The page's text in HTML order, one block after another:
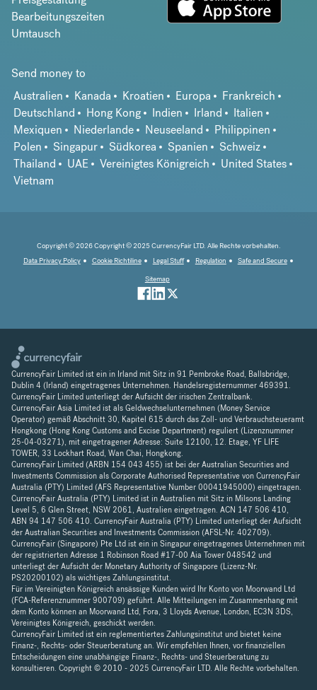
Bearbeitungszeiten
Umtausch
Send money to
Australien
Kanada Kroatien Europa
Frankreich
Deutschland
Hong Kong Indien Irland
Italien
Mexiquen
Niederlande Neuseeland
Philippinen
Polen
Singapur Südkorea Spanien
Schweiz
Thailand
UAE Vereinigtes Königreich
United States
Vietnam
Copyright © 2026 Copyright © 2025 CurrencyFair LTD. Alle Rechte vorbehalten.
Data Privacy Policy
Cookie Richtiline Legal Stuff Regulation
Safe and Secure
Sitemap
CurrencyFair Limited ist ein in Irland mit Sitz in 91 Pembroke Road, Ballsbridge,
Dublin 4 (Irland) eingetragenes Unternehmen. Handelsregisternummer 469391.
CurrencyFair Limited unterliegt der Aufsicht der irischen Zentralbank.
CurrencyFair Asia Limited ist als Geldwechselunternehmen (Money Service
Operator) gemäß Abschnitt 30, Kapitel 615 durch das Zoll- und Verbrauchsteueramt
Hongkong (Hong Kong Customs and Excise Department) reguliert (Lizenznummer
25-04-03271), mit eingetragener Adresse: Suite 12100, 12. Etage, YF LIFE
TOWER, 33 Lockhart Road, Wan Chai, Hongkong.
CurrencyFair Limited (ARBN 154 043 455) ist bei der Australian Securities and
Investments Commission als Corporate Authorised Representative von CurrencyFair
Australia (PTY) Limited (AFS Representative Number 00041945000) eingetragen.
CurrencyFair Australia (PTY) Limited ist in Australien mit Sitz in Milsons Landing
Level 5, 6 Glen Street, NSW 2061, Australien eingetragen. ACN 147 506 410,
ABN 94 147 506 410. CurrencyFair Australia (PTY) Limited unterliegt der Aufsicht
der Australian Securities and Investments Commission (AFSL-Nr. 402709).
CurrencyFair (Singapore) Pte Ltd ist ein in Singapur eingetragenes Unternehmen mit
der registrierten Adresse 1 Robinson Road #17-00 Aia Tower 048542 und
unterliegt der Aufsicht der Monetary Authority of Singapore (Lizenz-Nr.
PS20200102) als wichtiges Zahlungsinstitut.
Für im Vereinigten Königreich ansässige Kunden wird Ihr Konto von Moorwand Ltd
(FCA-Referenznummer 900709) geführt. Alle Mitteilungen im Zusammenhang mit
dem Konto können an Moorwand Ltd, Fora, 3 Lloyds Avenue, London, EC3N 3DS,
Vereinigtes Königreich, geschickt werden.
CurrencyFair Limited ist ein reglementiertes Zahlungsinstitut und bietet keine
Finanz-, Rechts- oder Steuerberatung an. Wir empfehlen Ihnen, vor finanziellen
Entscheidungen eine unabhängige Finanz-, Rechts- und Steuerberatung zu
konsultieren. Copyright © 2010 - 2025 CurrencyFair LTD. Alle Rechte vorbehalten.